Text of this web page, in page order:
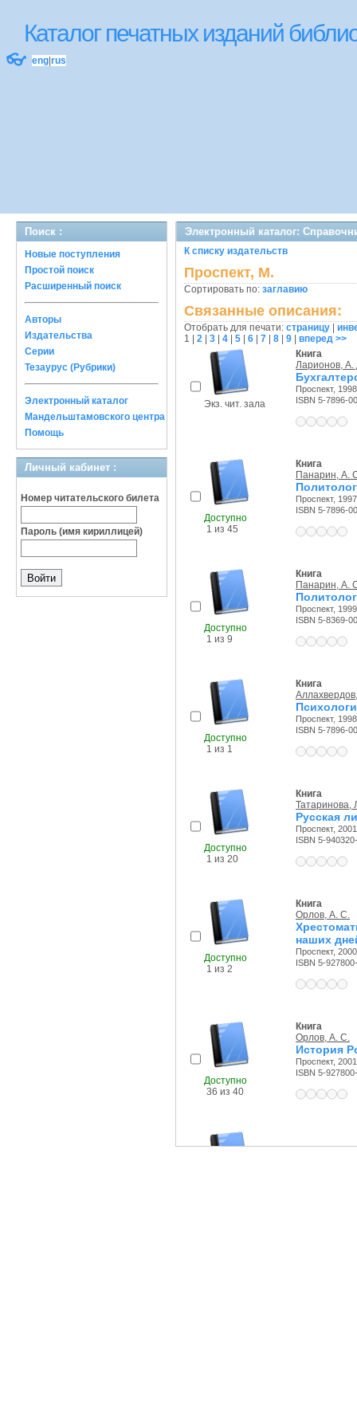
Каталог печатных изданий
👓 eng rus
Поиск :
Новые поступления
Простой поиск
Расширенный поиск
Авторы
Издательства
Серии
Тезаурус (Рубрики)
Электронный каталог
Мандельштамовского центра
Помощь
Личный кабинет :
Номер читательского билета
Пароль (имя кириллицей)
Электронный каталог:
К списку издательств
Проспект, М.
Сортировать по: заглавию
Связанные описания:
Отобрать для печати: страницу
1
2 3 4 5 6 7 8 9 вперед >>
Экз. чит. зала
Книга
Ларионов, А.
Проспект, 1998
ISBN 5-7896-
Доступно
1 из 45
Книга
Панарин, А.
Проспект, 1997
ISBN 5-7896-
Доступно
1 из 9
Книга
Панарин, А.
Проспект, 1999
ISBN 5-8369-
Доступно
1 из 1
Книга
Проспект, 1998
ISBN 5-7896-
Доступно
1 из 20
Книга
Татаринова,
Русская
Проспект, 2001
ISBN 5-
Доступно
1 из 2
Книга
Орлов, А. С.
наших
Проспект, 2000
ISBN 5-
Доступно
36 из 40
Книга
Орлов, А. С.
История
Проспект, 2001
ISBN 5-